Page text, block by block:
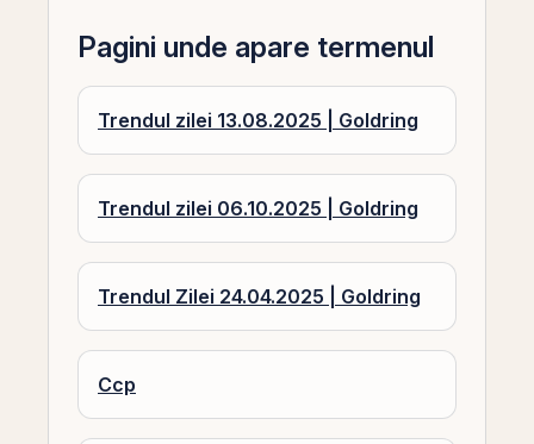
Pagini unde apare termenul
Trendul zilei 13.08.2025 | Goldring
Trendul zilei 06.10.2025 | Goldring
Trendul Zilei 24.04.2025 | Goldring
Ccp